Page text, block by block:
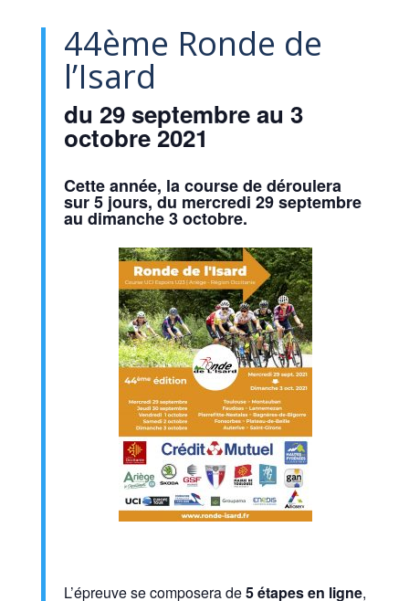
44ème Ronde de
l’Isard
du 29 septembre au 3
octobre 2021
Cette année, la course de déroulera
sur5 jours, du mercredi 29 septembre
au dimanche 3 octobre.
L’épreuve se composera de5 étapes en ligne,